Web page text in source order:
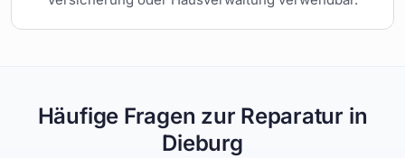
Häufige Fragen zur Reparatur in
Dieburg